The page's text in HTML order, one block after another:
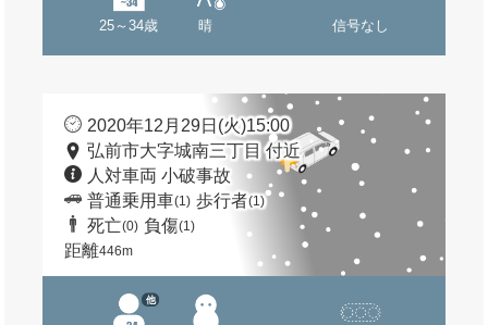
25～34歳 晴 信号なし
2020年12月29日(火)15:00
弘前市大字城南三丁目 付近
人対車両 小破事故
普通乗用車(1) 歩行者(1)
死亡(0) 負傷(1)
距離446m
他